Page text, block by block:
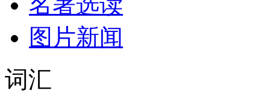
图片新闻
词汇